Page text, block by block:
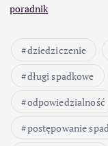
poradnik
dziedziczenie
długi spadkowe
odpowiedzialność
postępowanie